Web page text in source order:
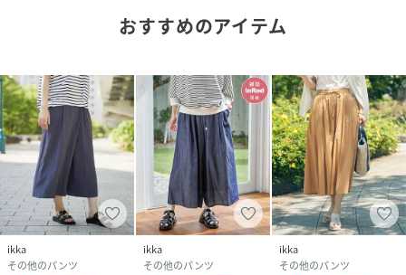
クリーニング 洗濯機洗い可（非常に弱く）
品番
RZ4764_12560272
12560272-38-92 RZ4764
おすすめのアイテム
ikka
その他のパンツ
ikka
その他のパンツ
ikka
その他のパンツ